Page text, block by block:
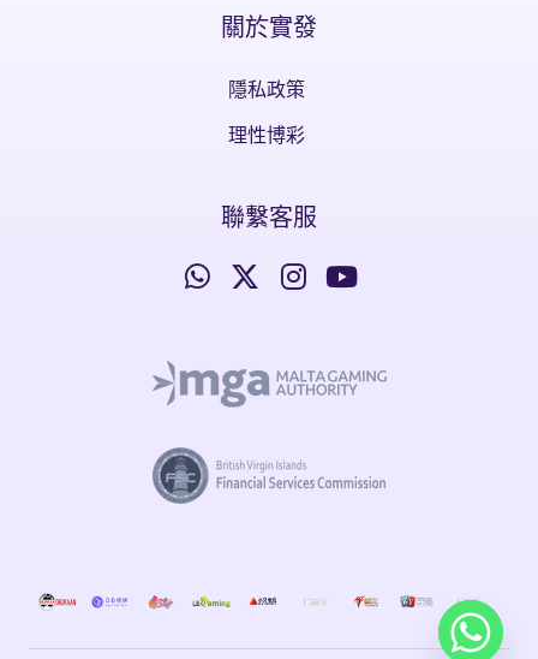
關於實發
隱私政策
理性博彩
聯繫客服